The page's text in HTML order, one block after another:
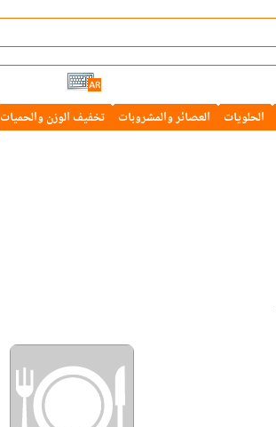
الحلويات العصائر والمشروبات تخفيف الوزن والحميات